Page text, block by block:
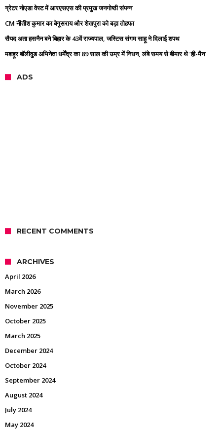
ग्रेटर नोएडा वेस्ट में आरएसएस की प्रमुख जनगोष्ठी संपन्न
CM नीतीश कुमार का बेगूसराय और शेखपुरा को बड़ा तोहफा
सैयद अता हसनैन बने बिहार के 43वें राज्यपाल, जस्टिस संगम साहू ने दिलाई शपथ
मशहूर बॉलीवुड अभिनेता धर्मेंद्र का 89 साल की उम्र में निधन, लंबे समय से बीमार थे ‘ही-मैन’
ADS
RECENT COMMENTS
ARCHIVES
April 2026
March 2026
November 2025
October 2025
March 2025
December 2024
October 2024
September 2024
August 2024
July 2024
May 2024